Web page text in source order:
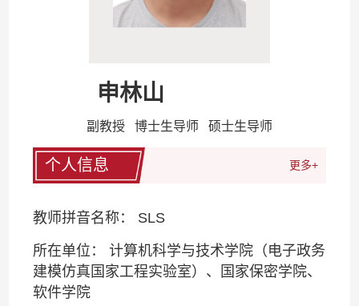
申林山
副教授 博士生导师 硕士生导师
个人信息 更多+
教师拼音名称： SLS
所在单位： 计算机科学与技术学院（电子政务
建模仿真国家工程实验室）、国家保密学院、
软件学院